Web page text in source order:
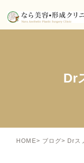
Dr
HOME ブログ Drス